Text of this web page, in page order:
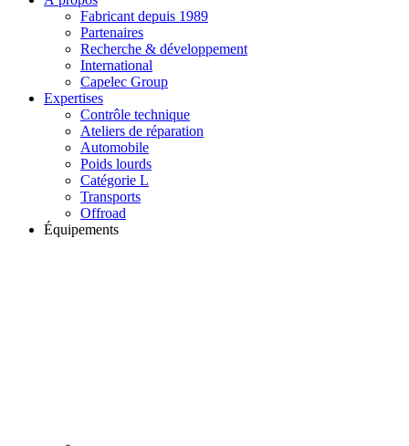
Fabricant depuis 1989
Partenaires
Recherche & développement
International
Capelec Group
Expertises
Contrôle technique
Ateliers de réparation
Automobile
Poids lourds
Catégorie L
Transports
Offroad
Équipements